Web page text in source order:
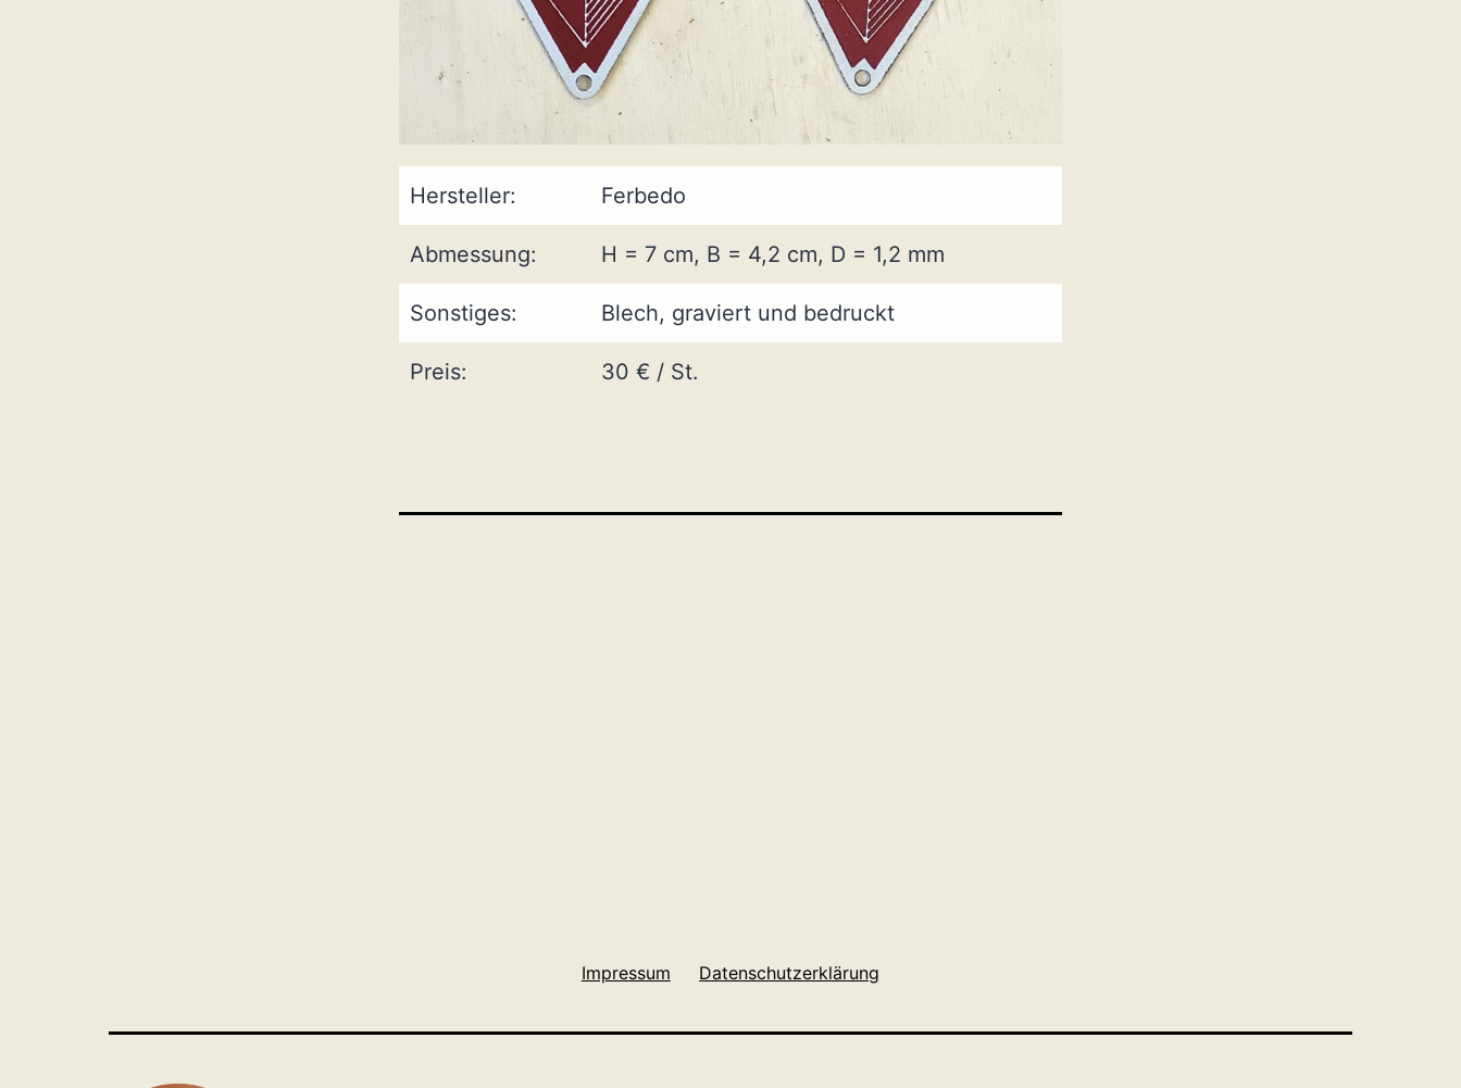
Hersteller: Ferbedo
Abmessung: H = 7 cm, B = 4,2 cm, D = 1,2 mm
Sonstiges: Blech, graviert und bedruckt
Preis: 30 € / St.
Impressum Datenschutzerklärung